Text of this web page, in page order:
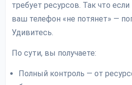
требует ресурсов. Так что
ваш телефон «не потянет» —
Удивитесь.
По сути, вы получаете:
Полный контроль — от